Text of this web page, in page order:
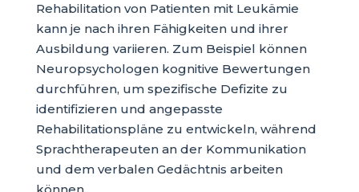
Rehabilitation von Patienten mit Leukämie
kann je nach ihren Fähigkeiten und ihrer
Ausbildung variieren. Zum Beispiel können
Neuropsychologen kognitive Bewertungen
durchführen, um spezifische Defizite zu
identifizieren und angepasste
Rehabilitationspläne zu entwickeln, während
Sprachtherapeuten an der Kommunikation
und dem verbalen Gedächtnis arbeiten